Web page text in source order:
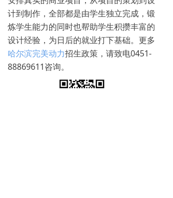
计到制作，全部都是由学生独立完成，锻
炼学生能力的同时也帮助学生积攒丰富的
设计经验，为日后的就业打下基础。更多
哈尔滨完美动力招生政策，请致电0451-
88869611咨询。